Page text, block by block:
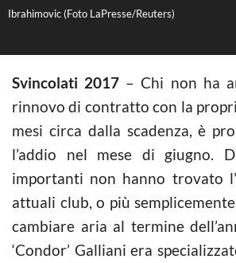
Ibrahimovic (Foto LaPresse/Reuters)
Svincolati 2017 – Chi non ha
rinnovo di contratto con la
mesi circa dalla scadenza, è
l’addio nel mese di giugno.
importanti non hanno trovato
attuali club, o più
cambiare aria al termine
‘Condor’ Galliani era